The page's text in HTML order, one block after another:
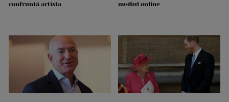
confruntă artista
mediul online